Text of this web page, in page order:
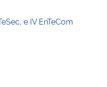
e IV EnTeCom